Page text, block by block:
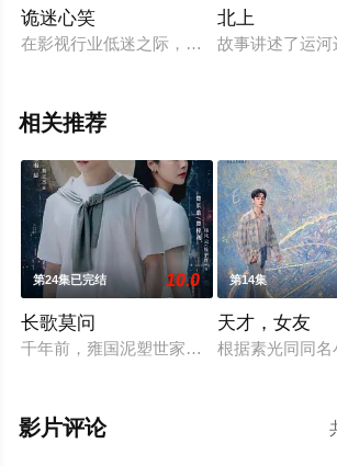
诡迷心笑
在影视行业低迷之际，一平影视公司推出
北上
故事讲述了运
相关推荐
第24集已完结 10.0
长歌莫问
千年前，雍国泥塑世家楚门因进贡的“十二
第14集
天才，女友
根据素光同同
影片评论